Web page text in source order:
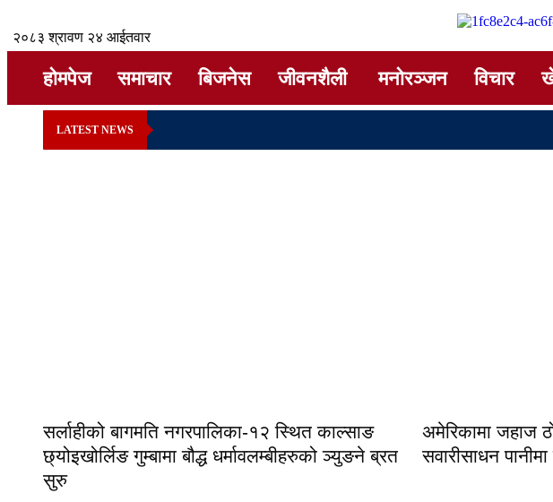
२०८३ श्रावण २४ आईतवार
होमपेज समाचार बिजनेस जीवनशैली मनोरञ्जन विचार
LATEST NEWS
सर्लाहीको बागमति नगरपालिका-१२ स्थित काल्साङ
छ्योइखोर्लिङ गुम्बामा बौद्ध धर्मावलम्बीहरुको ञ्युङने ब्रत
सुरु
अमेरिकामा जहाज
सवारीसाधन